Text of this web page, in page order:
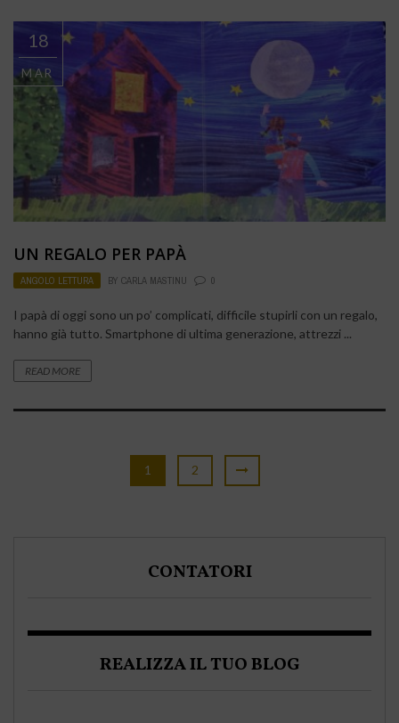
18
MAR
UN REGALO PER PAPÀ
ANGOLO LETTURA BY CARLA MASTINU 0
I papà di oggi sono un po’ complicati, difficile stupirli con un regalo,
hanno già tutto. Smartphone di ultima generazione, attrezzi ...
READ MORE
1 2
CONTATORI
REALIZZA IL TUO BLOG